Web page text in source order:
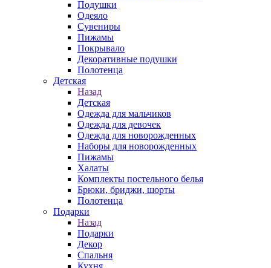
Подушки
Одеяло
Сувениры
Пижамы
Покрывало
Декоративные подушки
Полотенца
Детская
Назад
Детская
Одежда для мальчиков
Одежда для девочек
Одежда для новорожденных
Наборы для новорожденных
Пижамы
Халаты
Комплекты постельного белья
Брюки, бриджи, шорты
Полотенца
Подарки
Назад
Подарки
Декор
Спальня
Кухня